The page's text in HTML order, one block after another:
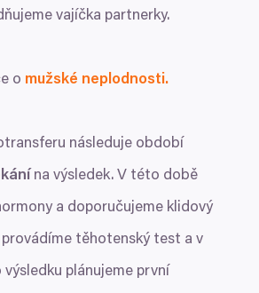
vajíčka partnerky.
o mužské neplodnosti.
následuje období
na výsledek. V této době
a doporučujeme klidový
provádíme těhotenský test a v
plánujeme první